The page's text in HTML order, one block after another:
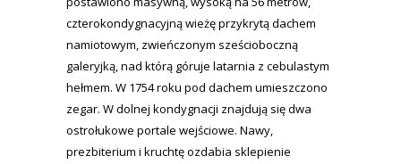
czterokondygnacyjną wieżę przykrytą dachem
namiotowym, zwieńczonym sześcioboczną
galeryjką, nad którą góruje latarnia z cebulastym
hełmem. W 1754 roku pod dachem umieszczono
zegar. W dolnej kondygnacji znajdują się dwa
ostrołukowe portale wejściowe. Nawy,
prezbiterium i kruchtę ozdabia sklepienie